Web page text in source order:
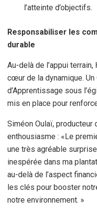
l’atteinte d’objectifs.
Responsabiliser les
durable
Au-delà de l’appui
cœur de la dynamique.
d’Apprentissage sous
mis en place pour
Siméon Oulaï, producteur
enthousiasme : «Le
une très agréable
inespérée dans ma
au-delà de l’aspect
les clés pour booster
notre environnement. »